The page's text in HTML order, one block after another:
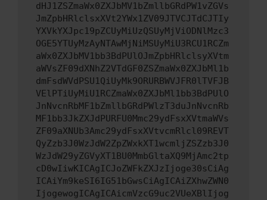
dHJ1ZSZmaWx0ZXJbMV1bZmllbGRdPW1vZGVs
JmZpbHRlclsxXVt2YWx1ZV09JTVCJTdCJTIy
YXVkYXJpc19pZCUyMiUzQSUyMjViODNlMzc3
OGE5YTUyMzAyNTAwMjNiMSUyMiU3RCU1RCZm
aWx0ZXJbMV1bb3BdPUlOJmZpbHRlclsyXVtm
aWVsZF09dXNhZ2VTdGF0ZSZmaWx0ZXJbMl1b
dmFsdWVdPSU1QiUyMk9ORURBWVJFR0lTVFJB
VElPTiUyMiU1RCZmaWx0ZXJbMl1bb3BdPUlO
JnNvcnRbMF1bZmllbGRdPWlzT3duJnNvcnRb
MF1bb3JkZXJdPURFU0Mmc29ydFsxXVtmaWVs
ZF09aXNUb3Amc29ydFsxXVtvcmRlcl09REVT
QyZzb3J0WzJdW2ZpZWxkXT1wcmljZSZzb3J0
WzJdW29yZGVyXT1BU0MmbGltaXQ9MjAmc2tp
cD0wIiwKICAgICJoZWFkZXJzIjoge30sCiAg
ICAiYm9keSI6IG51bGwsCiAgICAiZXhwZWN0
IjogewogICAgICAicmVzcG9uc2VUeXBlIjog